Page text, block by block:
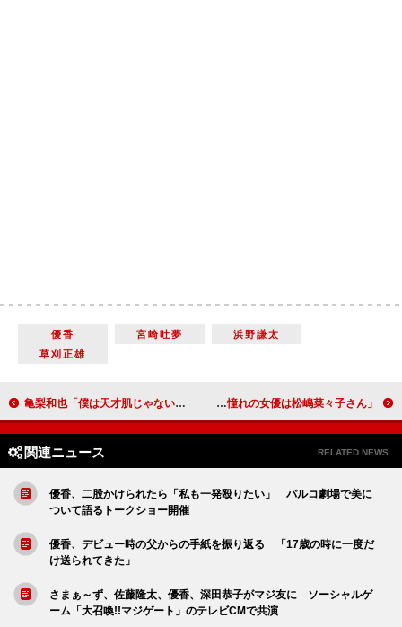
優香 宮崎吐夢
浜野謙太
草刈正雄
亀梨和也「僕は天才肌じゃない」 “三度目の正直”でミッションに成功 岩崎名美「セクシーは勉強中」 「憧れの女優は松嶋菜々子さん」
関連ニュース RELATED NEWS
優香、二股かけられたら「私も一発殴りたい」 パルコ劇場で美に
ついて語るトークショー開催
優香、デビュー時の父からの手紙を振り返る 「17歳の時に一度だ
け送られてきた」
さまぁ～ず、佐藤隆太、優香、深田恭子がマジ友に ソーシャルゲ
ーム「大召喚!!マジゲート」のテレビCMで共演